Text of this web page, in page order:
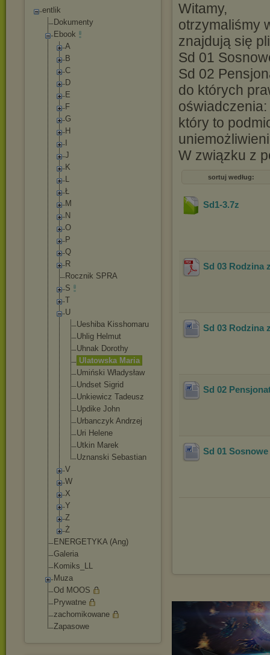
entlik
Dokumenty
Ebook
A
B
C
D
E
F
G
H
J
K
L
Ł
M
N
O
P
Q
R
Rocznik SPRA
S
T
U
Ueshiba Kisshomaru
Uhlig Helmut
Uhnak Dorothy
Ulatowska Maria
Umiński Władysław
Undset Sigrid
Unkiewicz Tadeusz
Updike John
Urbanczyk Andrzej
Uri Helene
Utkin Marek
Uznanski Sebastian
V
W
X
Y
Z
Ż
ENERGETYKA (Ang)
Galeria
Komiks_LL
Muza
Od MOOS
Prywatne
zachomikowane
Zapasowe
Witamy,
otrzymaliśmy
znajdują się
Sd 01
Sd 02
do których
który to
W związku z
sortuj według:
Sd1-3.7z
Sd 03 Rodzina
Sd 03 Rodzina
Sd 02
Sd 01